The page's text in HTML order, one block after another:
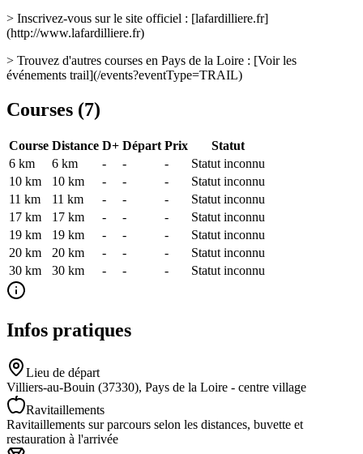
> Inscrivez-vous sur le site officiel : [lafardilliere.fr]
(http://www.lafardilliere.fr)
> Trouvez d'autres courses en Pays de la Loire : [Voir les
événements trail](/events?eventType=TRAIL)
Courses (7)
Course Distance D+ Départ Prix
Statut
6 km
6 km - - -
Statut inconnu
10 km
10 km - - -
Statut inconnu
11 km
11 km - - -
Statut inconnu
17 km
17 km - - -
Statut inconnu
19 km
19 km - - -
Statut inconnu
20 km
20 km - - -
Statut inconnu
30 km
30 km - - - Statut inconnu
Infos pratiques
Lieu de départ
Villiers-au-Bouin (37330), Pays de la Loire - centre village
Ravitaillements
Ravitaillements sur parcours selon les distances, buvette et
restauration à l'arrivée